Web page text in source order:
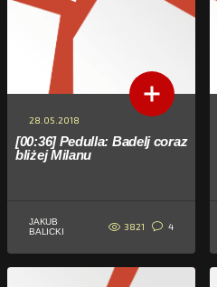
28.05.2018
[00:36] Pedulla: Badelj coraz
bliżej Milanu
JAKUB
BALICKI
3821 4